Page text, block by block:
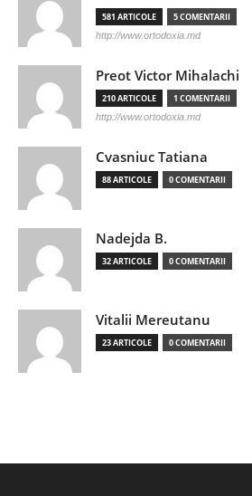
581 ARTICOLE 5 COMENTARII
http://www.ortodoxia.md
Preot Victor Mihalachi
210 ARTICOLE 1 COMENTARII
http://www.ortodoxia.md
Cvasniuc Tatiana
88 ARTICOLE 0 COMENTARII
Nadejda B.
32 ARTICOLE 0 COMENTARII
Vitalii Mereutanu
23 ARTICOLE 0 COMENTARII